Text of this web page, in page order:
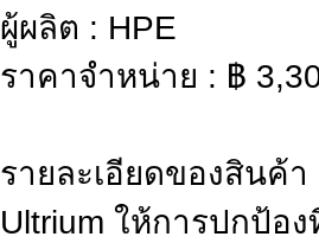
ผู้ผลิต : HPE
ราคาจำหน่าย : ฿
รายละเอียดของสินค้
Ultrium ให้การปกป้อ